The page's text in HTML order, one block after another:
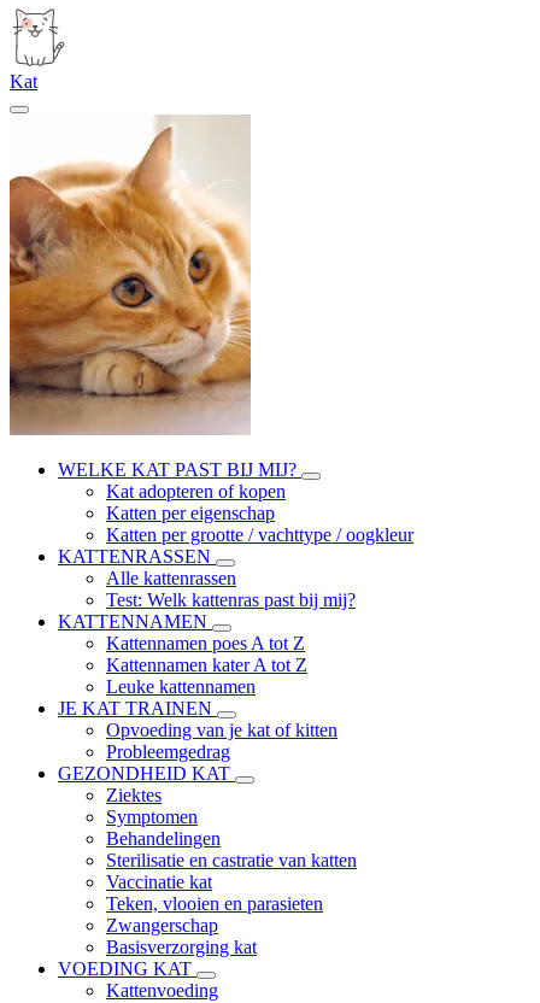
Kat
WELKE KAT PAST BIJ MIJ?
Kat adopteren of kopen
Katten per eigenschap
Katten per grootte / vachttype / oogkleur
KATTENRASSEN
Alle kattenrassen
Test: Welk kattenras past bij mij?
KATTENNAMEN
Kattennamen poes A tot Z
Kattennamen kater A tot Z
Leuke kattennamen
JE KAT TRAINEN
Opvoeding van je kat of kitten
Probleemgedrag
GEZONDHEID KAT
Ziektes
Symptomen
Behandelingen
Sterilisatie en castratie van katten
Vaccinatie kat
Teken, vlooien en parasieten
Zwangerschap
Basisverzorging kat
VOEDING KAT
Kattenvoeding